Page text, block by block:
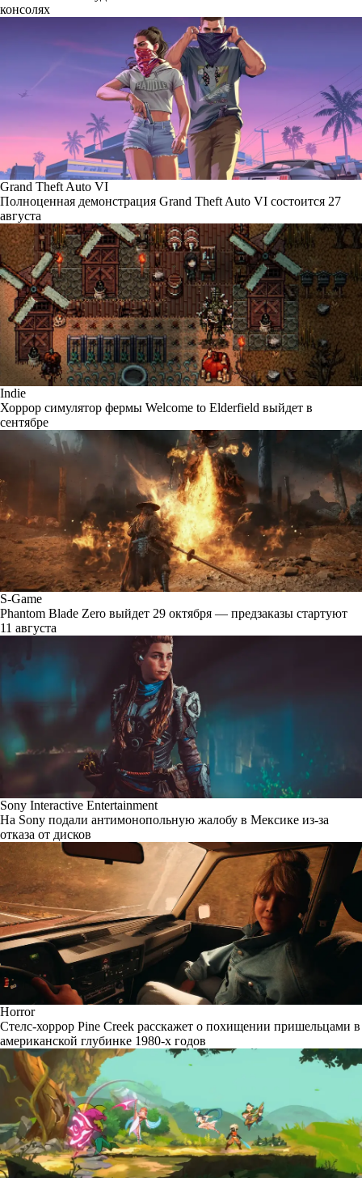
консолях
Grand Theft Auto VI
Полноценная демонстрация Grand Theft Auto VI состоится 27
августа
Indie
Хоррор симулятор фермы Welcome to Elderfield выйдет в
сентябре
S-Game
Phantom Blade Zero выйдет 29 октября — предзаказы стартуют
11 августа
Sony Interactive Entertainment
На Sony подали антимонопольную жалобу в Мексике из-за
отказа от дисков
Horror
Стелс-хоррор Pine Creek расскажет о похищении пришельцами в
американской глубинке 1980-х годов